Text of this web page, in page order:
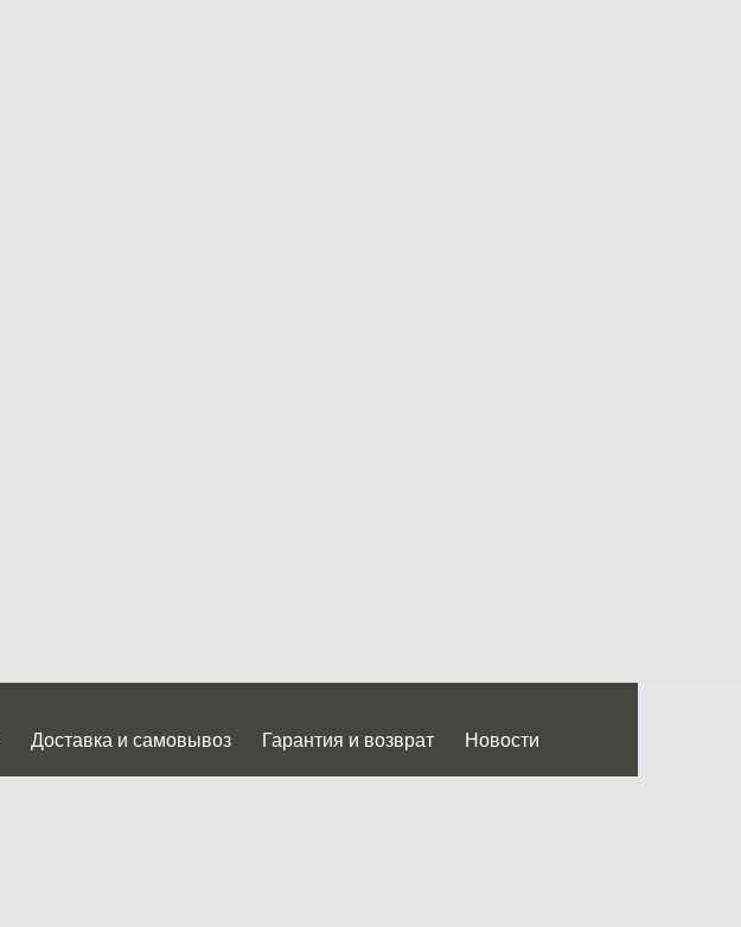
Доставка и самовывоз Гарантия и возврат Новости